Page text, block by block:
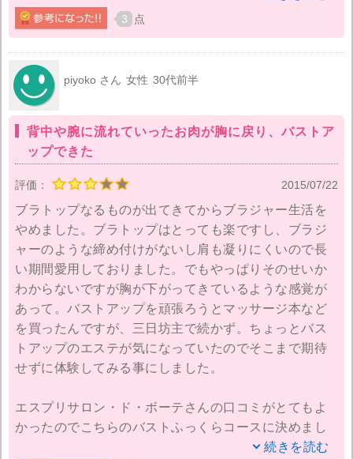
なので、2万5000円のところ初回限定の9000円で受け
られるこのコースを申し込んで行ってきたんです。
エステサロン自体はTBCが若い頃によくキャンペーン
のお知らせが届いたので脱毛で体験したことがあった
のですが痩身は今回が初めてです。
いう非常に少ないので、行きにくいと感じました。
店内もキレイですけどエステサロンによくある高級感
というものではなく、観葉植物の多いアットホームな
感じがしました。実際に店員さんも明るいキャラの方
が多いので気軽にお話ができました。
インドエステを組み入れた老廃物をだすことを重点的
に行うマッサージですが、とても心地よくうっとり体
験ができました。エスプリ・サロン・ド・ポーテはも
す。
3 点
piyoko さん 女性 30代前半
背中や腕に流れていったお肉が胸に戻り、バストア
ップできた
評価： 2015/07/22
ブラトップなるものが出てきてからブラジャー生活を
やめました。ブラトップはとっても楽ですし、ブラジ
ャーのような締め付けがないし肩も凝りにくいので長
い期間愛用しておりました。でもやっぱりそのせいか
わからないですが胸が下がってきているような感覚が
あって。バストアップを頑張ろうとマッサージ本など
を買ったんですが、三日坊主で続かず。ちょっとバス
トアップのエステが気になっていたのでそこまで期待
せずに体験してみる事にしました。
エスプリサロン・ド・ボーテさんの口コミがとてもよ
かったのでこちらのバストふっくらコースに決めまし
た！バストアップって背中のマッサージもするんです
続きを読む